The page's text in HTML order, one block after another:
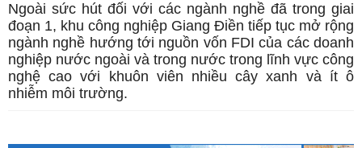
Ngoài sức hút đối với các ngành nghề đã trong giai
đoạn 1, khu công nghiệp Giang Điền tiếp tục mở rộng
ngành nghề hướng tới nguồn vốn FDI của các doanh
nghiệp nước ngoài và trong nước trong lĩnh vực công
nghệ cao với khuôn viên nhiều cây xanh và ít ô
nhiễm môi trường.